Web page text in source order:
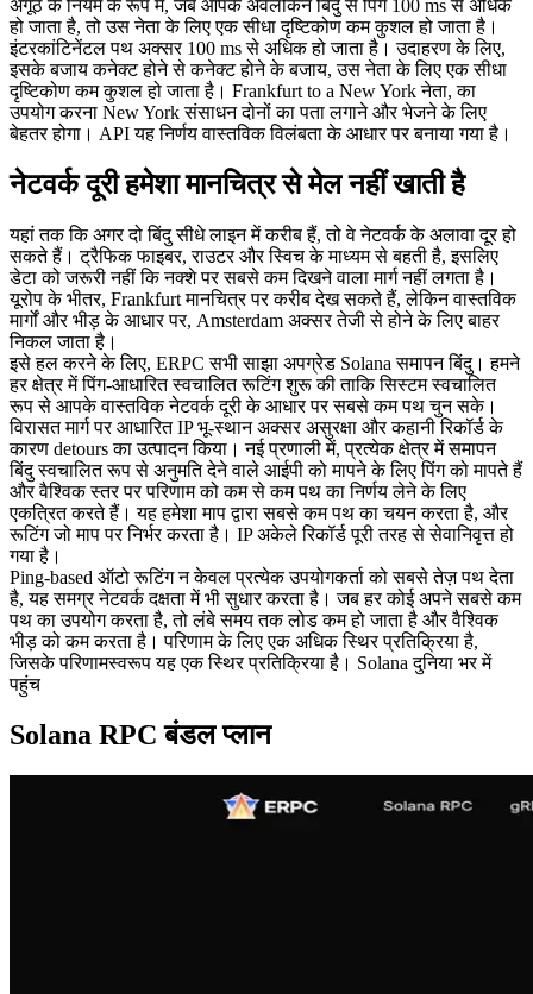
अंगूठे के नियम के रूप में, जब आपके अवलोकन बिंदु से पिंग 100 ms से अधिक
हो जाता है, तो उस नेता के लिए एक सीधा दृष्टिकोण कम कुशल हो जाता है।
इंटरकांटिनेंटल पथ अक्सर 100 ms से अधिक हो जाता है। उदाहरण के लिए,
इसके बजाय कनेक्ट होने से कनेक्ट होने के बजाय, उस नेता के लिए एक सीधा
दृष्टिकोण कम कुशल हो जाता है। Frankfurt to a New York नेता, का
उपयोग करना New York संसाधन दोनों का पता लगाने और भेजने के लिए
बेहतर होगा। API यह निर्णय वास्तविक विलंबता के आधार पर बनाया गया है।
नेटवर्क दूरी हमेशा मानचित्र से मेल नहीं खाती है
यहां तक कि अगर दो बिंदु सीधे लाइन में करीब हैं, तो वे नेटवर्क के अलावा दूर हो
सकते हैं। ट्रैफिक फाइबर, राउटर और स्विच के माध्यम से बहती है, इसलिए
डेटा को जरूरी नहीं कि नक्शे पर सबसे कम दिखने वाला मार्ग नहीं लगता है।
यूरोप के भीतर, Frankfurt मानचित्र पर करीब देख सकते हैं, लेकिन वास्तविक
मार्गों और भीड़ के आधार पर, Amsterdam अक्सर तेजी से होने के लिए बाहर
निकल जाता है।
इसे हल करने के लिए, ERPC सभी साझा अपग्रेड Solana समापन बिंदु। हमने
हर क्षेत्र में पिंग-आधारित स्वचालित रूटिंग शुरू की ताकि सिस्टम स्वचालित
रूप से आपके वास्तविक नेटवर्क दूरी के आधार पर सबसे कम पथ चुन सके।
विरासत मार्ग पर आधारित IP भू-स्थान अक्सर असुरक्षा और कहानी रिकॉर्ड के
कारण detours का उत्पादन किया। नई प्रणाली में, प्रत्येक क्षेत्र में समापन
बिंदु स्वचालित रूप से अनुमति देने वाले आईपी को मापने के लिए पिंग को मापते हैं
और वैश्विक स्तर पर परिणाम को कम से कम पथ का निर्णय लेने के लिए
एकत्रित करते हैं। यह हमेशा माप द्वारा सबसे कम पथ का चयन करता है, और
रूटिंग जो माप पर निर्भर करता है। IP अकेले रिकॉर्ड पूरी तरह से सेवानिवृत्त हो
गया है।
Ping-based ऑटो रूटिंग न केवल प्रत्येक उपयोगकर्ता को सबसे तेज़ पथ देता
है, यह समग्र नेटवर्क दक्षता में भी सुधार करता है। जब हर कोई अपने सबसे कम
पथ का उपयोग करता है, तो लंबे समय तक लोड कम हो जाता है और वैश्विक
भीड़ को कम करता है। परिणाम के लिए एक अधिक स्थिर प्रतिक्रिया है,
जिसके परिणामस्वरूप यह एक स्थिर प्रतिक्रिया है। Solana दुनिया भर में
पहुंच
Solana RPC बंडल प्लान